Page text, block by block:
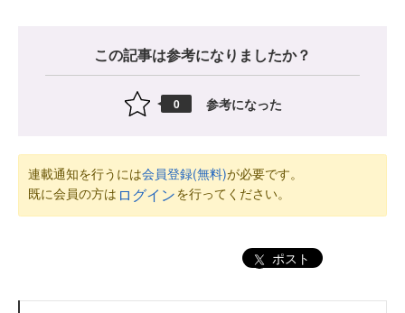
この記事は参考になりましたか？
0 参考になった
連載通知を行うには会員登録(無料)が必要です。
既に会員の方は ログインを行ってください。
ポスト